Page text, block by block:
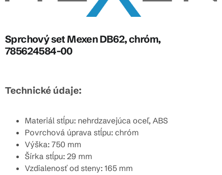
Sprchový set Mexen DB62, chróm,
785624584-00
Technické údaje:
Materiál stĺpu: nehrdzavejúca oceľ, ABS
Povrchová úprava stĺpu: chróm
Výška: 750 mm
Šírka stĺpu: 29 mm
Vzdialenosť od steny: 165 mm